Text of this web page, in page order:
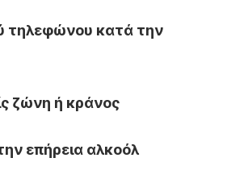
τηλεφώνου κατά την
ζώνη ή κράνος
επήρεια αλκοόλ